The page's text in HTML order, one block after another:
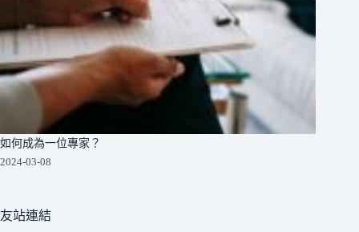
如何成為一位專家？
2024-03-08
友站連結